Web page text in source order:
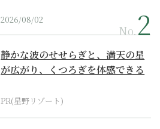
2026/08/02
No.
静かな波のせせらぎと、満天の星
が広がり、くつろぎを体感できる
PR(星野リゾート)